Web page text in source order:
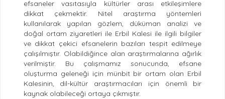
efsaneler vasıtasıyla kültürler arası etkileşimlere
dikkat çekmektir. Nitel araştırma yöntemleri
kullanılarak yapılan gözlem, düküman analizi ve
doğal ortam ziyaretleri ile Erbil Kalesi ile ilgili bilgiler
ve dikkat çekici efsanelerin bazıları tespit edilmeye
çalışılmıştır. Olabildiğince alan araştırmalarına ağırlık
verilmiştir. Bu çalışmamız sonucunda, efsane
oluşturma geleneği için münbit bir ortam olan Erbil
Kalesinin, dil-kültür araştırmacıları için önemli bir
kaynak olabileceği ortaya çıkmıştır.